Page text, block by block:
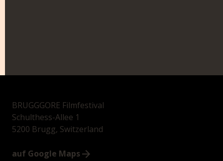
BRUGGGORE Filmfestival
Schulthess-Allee 1
5200 Brugg, Switzerland
auf Google Maps